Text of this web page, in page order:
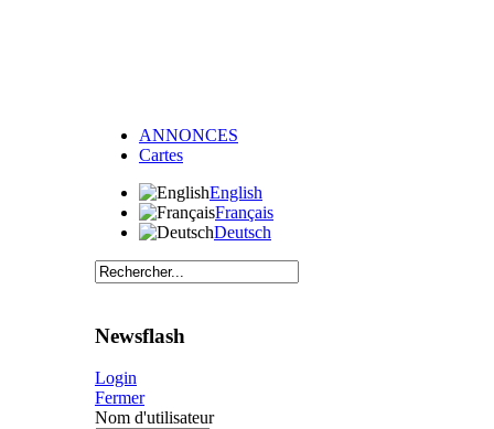
ANNONCES
Cartes
English
Français
Deutsch
Newsflash
Login
Fermer
Nom d'utilisateur